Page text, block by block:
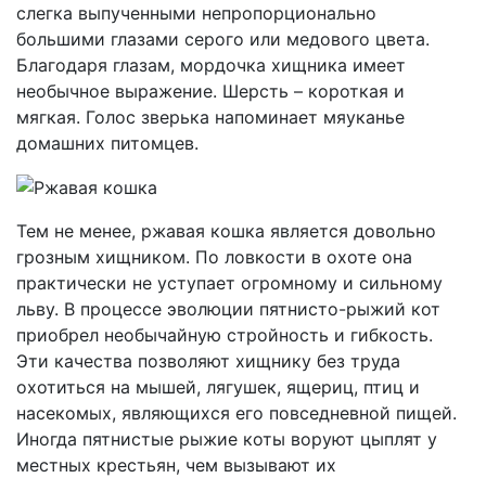
слегка выпученными непропорционально
большими глазами серого или медового цвета.
Благодаря глазам, мордочка хищника имеет
необычное выражение. Шерсть – короткая и
мягкая. Голос зверька напоминает мяуканье
домашних питомцев.
Тем не менее, ржавая кошка является довольно
грозным хищником. По ловкости в охоте она
практически не уступает огромному и сильному
льву. В процессе эволюции пятнисто-рыжий кот
приобрел необычайную стройность и гибкость.
Эти качества позволяют хищнику без труда
охотиться на мышей, лягушек, ящериц, птиц и
насекомых, являющихся его повседневной пищей.
Иногда пятнистые рыжие коты воруют цыплят у
местных крестьян, чем вызывают их